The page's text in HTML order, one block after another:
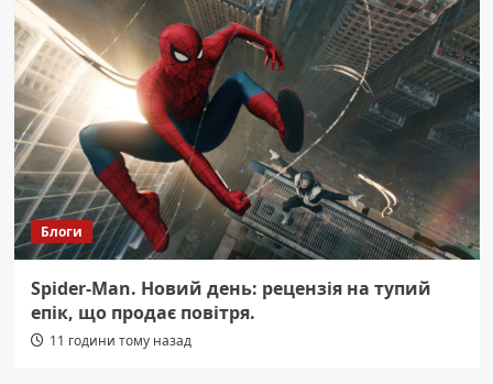
Блоги
Spider-Man. Новий день: рецензія на тупий
епік, що продає повітря.
11 години тому назад